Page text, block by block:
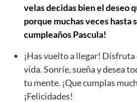
velas decidas bien el deseo
porque muchas veces hasta
cumpleaños Pascula!
¡Has vuelto a llegar!
vida. Sonríe, sueña y desea
tu mente. ¡Que cumplas
¡Felicidades!